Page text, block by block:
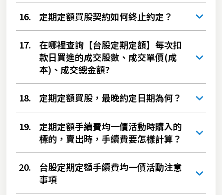
16. 定期定額買股契約如何終止約定？
17.
在哪裡查詢【台股定期定額】每次扣
款日買進的成交股數、成交單價(成
本)、成交總金額?
18. 定期定額買股，最晚約定日期為何？
19.
定期定額手續費均一價活動時購入的
標的，賣出時，手續費要怎樣計算？
20.
台股定期定額手續費均一價活動注意
事項